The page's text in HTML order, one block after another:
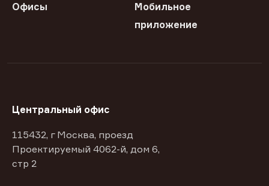
Офисы
Мобильное
приложение
Центральный офис
115432, г Москва, проезд
Проектируемый 4062-й, дом 6,
стр 2